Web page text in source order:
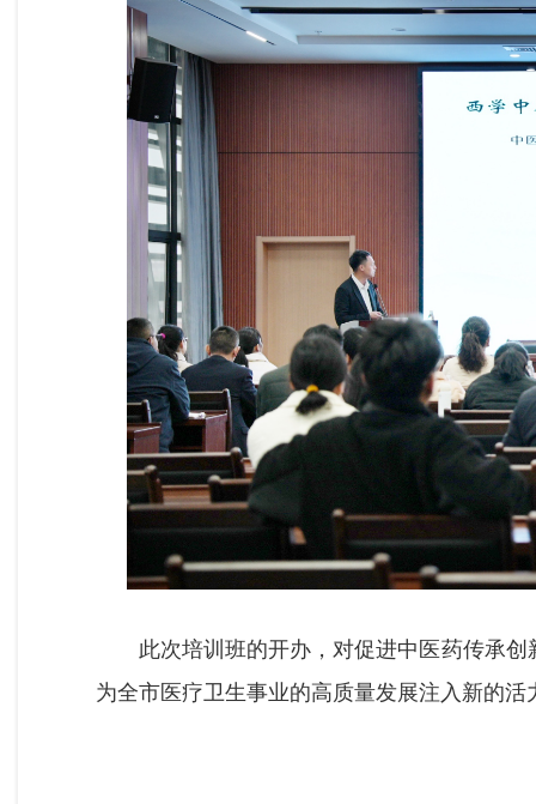
此次培训班的开办，对促进中医药传承
为全市医疗卫生事业的高质量发展注入新的活